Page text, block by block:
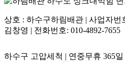
상호 : 하수구하림배관 | 사업자번
김창영 | 전화번호: 010-4892-7655
하수구 고압세척 | 연중무휴 365